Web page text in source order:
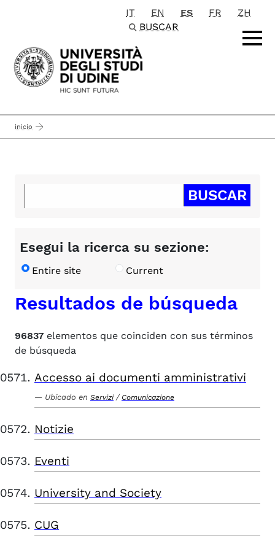
Passa al contenuto principale
IT EN ES FR
ZH
BUSCAR
inicio
Esegui la ricerca su sezione:
Entire site Current
Resultados de búsqueda
96837 elementos que coinciden con sus términos
de búsqueda
Accesso ai documenti amministrativi
Ubicado en Servizi / Comunicazione
Notizie
Eventi
University and Society
CUG